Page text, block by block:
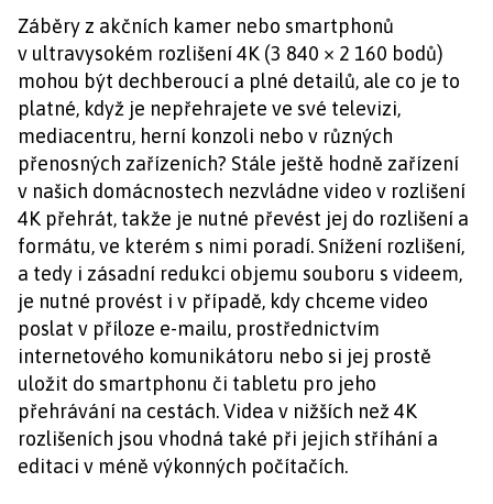
Záběry z akčních kamer nebo smartphonů
v ultravysokém rozlišení 4K (3 840 × 2 160 bodů)
mohou být dechberoucí a plné detailů, ale co je to
platné, když je nepřehrajete ve své televizi,
mediacentru, herní konzoli nebo v různých
přenosných zařízeních? Stále ještě hodně zařízení
v našich domácnostech nezvládne video v rozlišení
4K přehrát, takže je nutné převést jej do rozlišení a
formátu, ve kterém s nimi poradí. Snížení rozlišení,
a tedy i zásadní redukci objemu souboru s videem,
je nutné provést i v případě, kdy chceme video
poslat v příloze e-mailu, prostřednictvím
internetového komunikátoru nebo si jej prostě
uložit do smartphonu či tabletu pro jeho
přehrávání na cestách. Videa v nižších než 4K
rozlišeních jsou vhodná také při jejich stříhání a
editaci v méně výkonných počítačích.